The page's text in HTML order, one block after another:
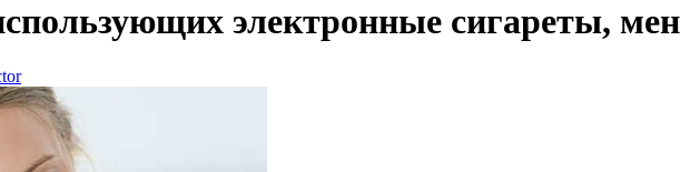
электронные сигареты,